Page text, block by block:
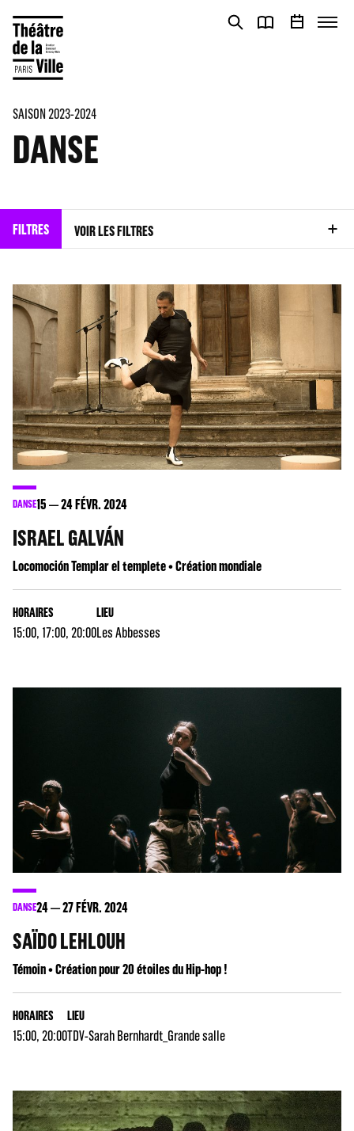
SAISON 2023-2024
DANSE
FILTRES VOIR LES FILTRES
DANSE15 24FÉVR. 2024
ISRAEL GALVÁN
Locomoción Templar el templete • Création mondiale
HORAIRES
15:00, 17:00, 20:00
LIEU
Les Abbesses
DANSE24 27FÉVR. 2024
SAÏDO LEHLOUH
Témoin • Création pour 20 étoiles du Hip-hop !
HORAIRES
15:00, 20:00
LIEU
TDV-Sarah Bernhardt_Grande salle